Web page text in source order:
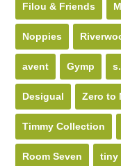
Filou & Friends
Noppies
avent Gymp
Desigual Zero to
Timmy Collection
Room Seven tiny